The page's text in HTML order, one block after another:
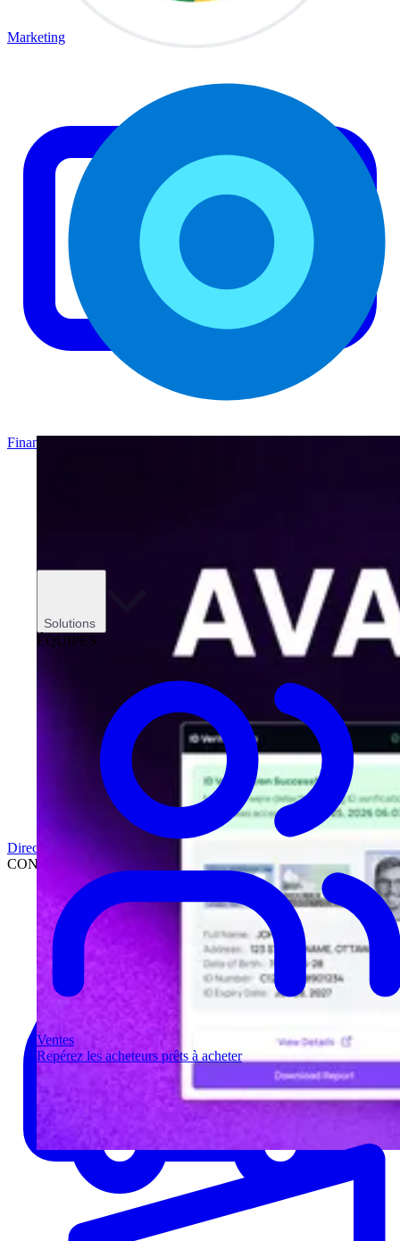
Solutions
ÉQUIPES
Ventes
Repérez les acheteurs prêts à acheter
Marketing
Finance
Direction
CONCESSIONNAIRES